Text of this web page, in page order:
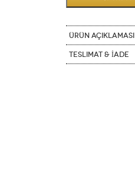
ÜRÜN AÇIKLAMASI
Teslimat & İade